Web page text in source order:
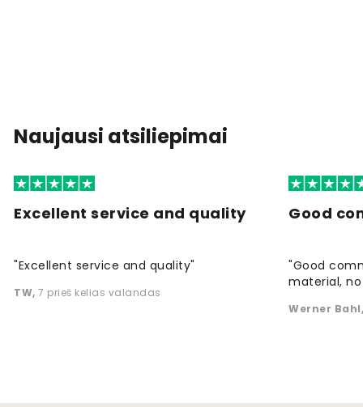
Naujausi atsiliepimai
Excellent service and quality
"Excellent service and quality"
TW, 7 prieš kelias valandas
Good
"Good
material,
Werner Bahl